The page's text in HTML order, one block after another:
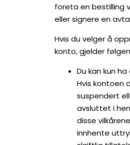
foreta en bestilling
eller signere en
Hvis du velger å
konto, gjelder
Du kan kun
Hvis kontoen
suspendert
avsluttet i
disse
innhente